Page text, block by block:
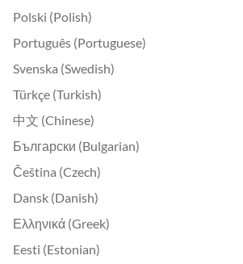
Polski (Polish)
Português (Portuguese)
Svenska (Swedish)
Türkçe (Turkish)
中文 (Chinese)
Български (Bulgarian)
Čeština (Czech)
Dansk (Danish)
Ελληνικά (Greek)
Eesti (Estonian)